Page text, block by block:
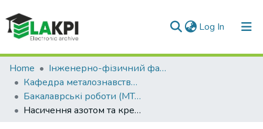
Log In (current)
Communities & Collections
All of DSpace
Statistics
Home
Інженерно-фізичний факультет (ІФФ)
Кафедра металознавства та термічної обробки (МТО ІФФ)
Бакалаврські роботи (МТО ІФФ)
Насичення азотом та кремнієм титанового сплаву OT4–1